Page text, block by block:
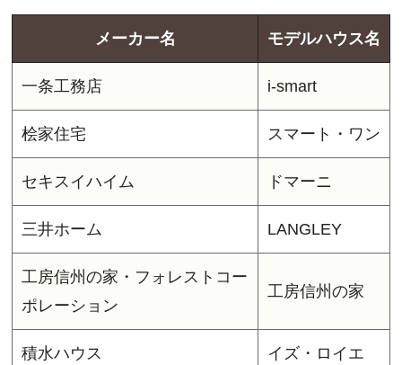
メーカー名 モデルハウス名
一条工務店 i-smart
桧家住宅 スマート・ワン
セキスイハイム ドマーニ
三井ホーム LANGLEY
工房信州の家・フォレストコー
ポレーション
工房信州の家
積水ハウス イズ・ロイエ